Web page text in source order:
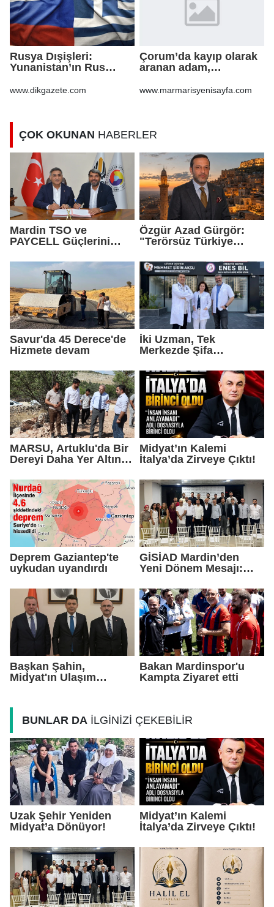
Rusya Dışişleri:
Yunanistan’ın Rus
ekonomiye pahalıya
www.dikgazete.com
Çorum’da kayıp olarak
aranan adam,
otomobilinin altında ölü
www.marmarisyenisayfa.com
ÇOK OKUNAN HABERLER
Mardin TSO ve
PAYCELL Güçlerini
Özgür Azad Gürgör:
"Terörsüz Türkiye
Turizmi İçin Yeni Bir
Dönemin Başlangıcıdır"
Savur'da 45 Derece'de
Hizmete devam
İki Uzman, Tek
Merkezde Şifa
MARSU, Artuklu'da Bir
Dereyi Daha Yer Altına
Midyat’ın Kalemi
İtalya’da Zirveye Çıktı!
Deprem Gaziantep'te
uykudan uyandırdı
GİSİAD Mardin’den
Yeni Dönem Mesajı:
Daha Çok Üretim
Başkan Şahin,
Midyat'ın Ulaşım
Bakan Mardinspor'u
Kampta Ziyaret etti
BUNLAR DA İLGİNİZİ ÇEKEBİLİR
Uzak Şehir Yeniden
Midyat’a Dönüyor!
Midyat’ın Kalemi
İtalya’da Zirveye Çıktı!